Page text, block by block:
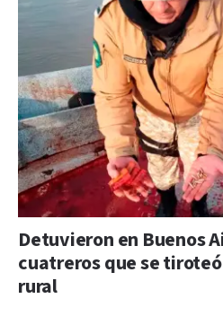
Detuvieron en Buenos
cuatreros que se
rural